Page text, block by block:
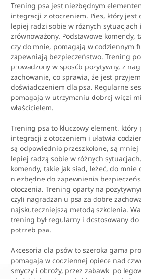
Trening psa jest niezbędnym
integracji z otoczeniem. Pies, który jest
lepiej radzi sobie w różnych sytuacjach
zrównoważony. Podstawowe komendy,
czy do mnie, pomagają w codziennym
zapewniają bezpieczeństwo. Trening
prowadzony w sposób pozytywny, z
zachowanie, co sprawia, że jest
doświadczeniem dla psa. Regularne
pomagają w utrzymaniu dobrej więzi
właścicielem.
Trening psa to kluczowy element, który
integracji z otoczeniem i ułatwia
są odpowiednio przeszkolone, są
lepiej radzą sobie w różnych
komendy, takie jak siad, leżeć, do mnie
niezbędne do zapewnienia
otoczenia. Trening oparty na
czyli nagradzaniu psa za dobre
najskuteczniejszą metodą szkolenia.
trening był regularny i dostosowany
potrzeb psa.
Akcesoria dla psów to szeroka gama
pomagają w codziennej opiece nad
smyczy i obroży, przez zabawki po